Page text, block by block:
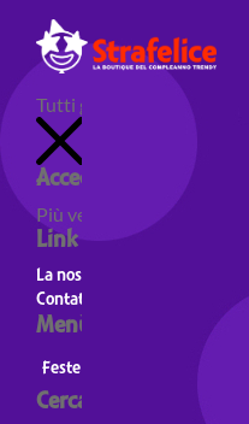
Tutti gli articoli
Accedi al tuo account
Più venduti Nuovi prodotti
Link utili
La nostra storia
Contatti
Menù principale
Feste a Tema
Cerca per categoria